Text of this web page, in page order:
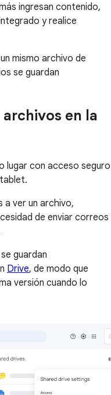
ingresan contenido,
y realice
mismo archivo de
se guardan
en la
lugar con acceso seguro
a ver un archivo,
de enviar correos
guardan
Drive, de modo que
versión cuando lo